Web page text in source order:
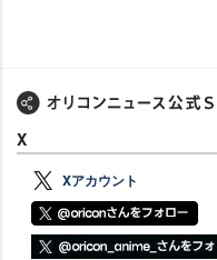
X
Xアカウント